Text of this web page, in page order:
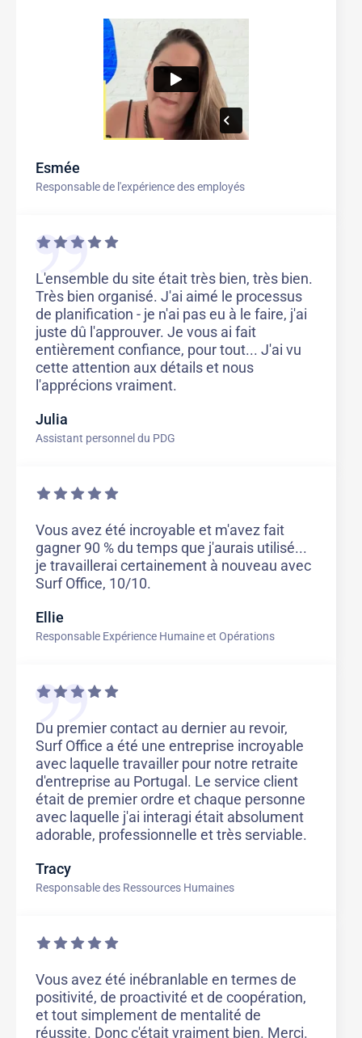
Esmée
Responsable de l'expérience des employés
L'ensemble du site était très bien, très bien.
Très bien organisé. J'ai aimé le processus
de planification - je n'ai pas eu à le faire, j'ai
juste dû l'approuver. Je vous ai fait
entièrement confiance, pour tout... J'ai vu
cette attention aux détails et nous
l'apprécions vraiment.
Julia
Assistant personnel du PDG
Vous avez été incroyable et m'avez fait
gagner 90 % du temps que j'aurais utilisé...
je travaillerai certainement à nouveau avec
Surf Office, 10/10.
Ellie
Responsable Expérience Humaine et Opérations
Du premier contact au dernier au revoir,
Surf Office a été une entreprise incroyable
avec laquelle travailler pour notre retraite
d'entreprise au Portugal. Le service client
était de premier ordre et chaque personne
avec laquelle j'ai interagi était absolument
adorable, professionnelle et très serviable.
Tracy
Responsable des Ressources Humaines
Vous avez été inébranlable en termes de
positivité, de proactivité et de coopération,
et tout simplement de mentalité de
réussite. Donc c'était vraiment bien. Merci.